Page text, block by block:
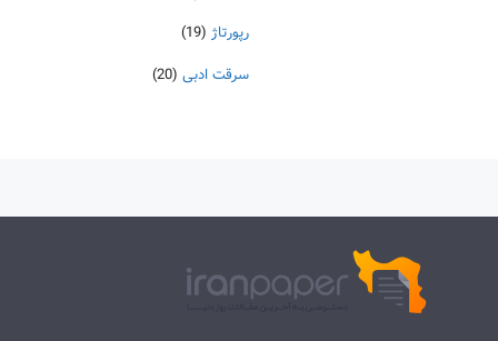
رپورتاژ (19)
سرقت ادبی (20)